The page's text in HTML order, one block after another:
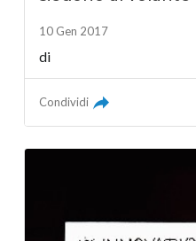
10 Gen 2017
di
Condividi